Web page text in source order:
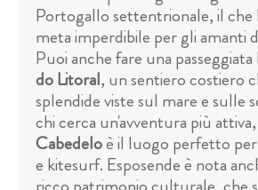
Portogallo settentrionale, il che
meta imperdibile per gli amanti
Puoi anche fare una
do Litoral, un sentiero costiero
splendide viste sul mare e sulle
chi cerca un'avventura più
Cabedeloè il luogo perfetto
e kitesurf. Esposende è nota